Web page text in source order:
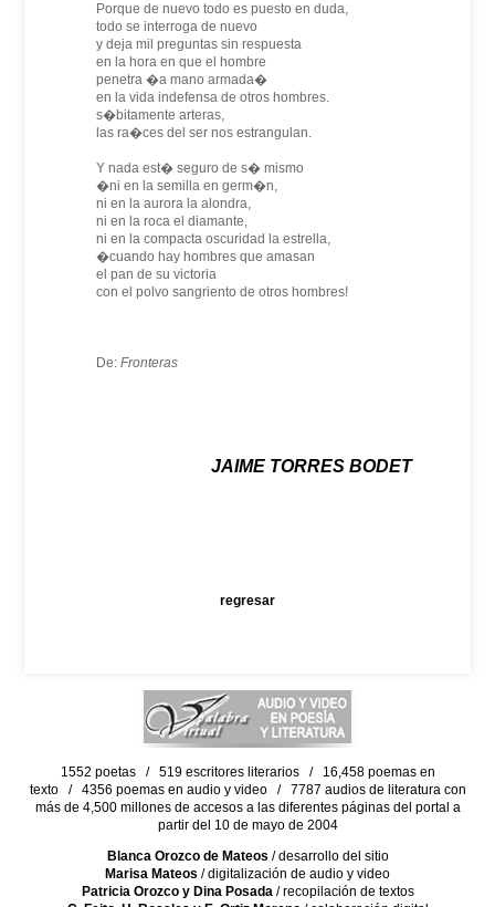
Porque de nuevo todo es puesto en duda,
todo se interroga de nuevo
y deja mil preguntas sin respuesta
en la hora en que el hombre
penetra �a mano armada�
en la vida indefensa de otros hombres.
s�bitamente arteras,
las ra�ces del ser nos estrangulan.
Y nada est� seguro de s� mismo
�ni en la semilla en germ�n,
ni en la aurora la alondra,
ni en la roca el diamante,
ni en la compacta oscuridad la estrella,
�cuando hay hombres que amasan
el pan de su victoria
con el polvo sangriento de otros hombres!
De: Fronteras
JAIME TORRES BODET
regresar
1552 poetas / 519 escritores literarios / 16,458 poemas en
texto / 4356 poemas en audio y video / 7787 audios de literatura con
más de 4,500 millones de accesos a las diferentes páginas del portal a
partir del 10 de mayo de 2004
Blanca Orozco de Mateos / desarrollo del sitio
Marisa Mateos / digitalización de audio y video
Patricia Orozco y Dina Posada/ recopilación de textos